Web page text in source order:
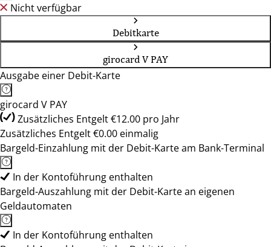
Nicht verfügbar
Debitkarte
girocard V PAY
Ausgabe einer Debit-Karte
girocard V PAY
Zusätzliches Entgelt €12.00 pro Jahr
Zusätzliches Entgelt €0.00 einmalig
Bargeld-Einzahlung mit der Debit-Karte am Bank-Terminal
In der Kontoführung enthalten
Bargeld-Auszahlung mit der Debit-Karte an eigenen
Geldautomaten
In der Kontoführung enthalten